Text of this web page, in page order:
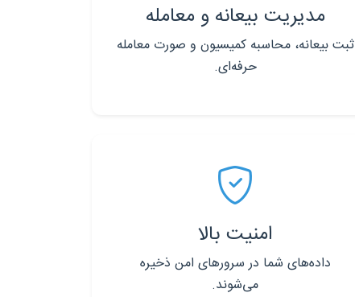
مدیریت بیعانه و معامله
ثبت بیعانه، محاسبه کمیسیون و صورت معامله
حرفه‌ای.
امنیت بالا
داده‌های شما در سرورهای امن ذخیره
می‌شوند.